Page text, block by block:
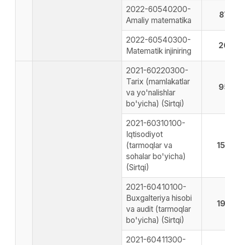
2022-60540200-
Amaliy matematika
2022-60540300-
Matematik injiniring
2021-60220300-
Tarix (mamlakatlar
va yo'nalishlar
bo'yicha) (Sirtqi)
2021-60310100-
Iqtisodiyot
(tarmoqlar va
sohalar bo'yicha)
(Sirtqi)
2021-60410100-
Buxgalteriya hisobi
va audit (tarmoqlar
bo'yicha) (Sirtqi)
2021-60411300-